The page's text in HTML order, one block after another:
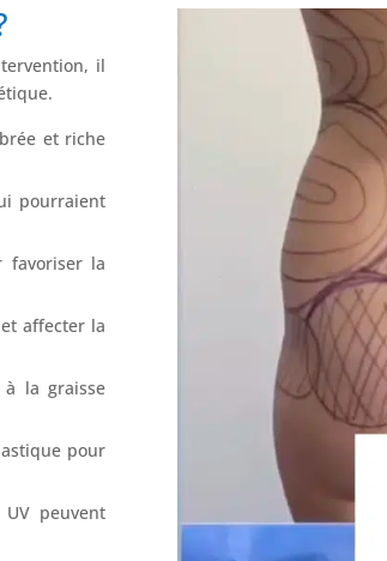
il
et riche
pourraient
favoriser la
affecter la
à la graisse
pour
peuvent